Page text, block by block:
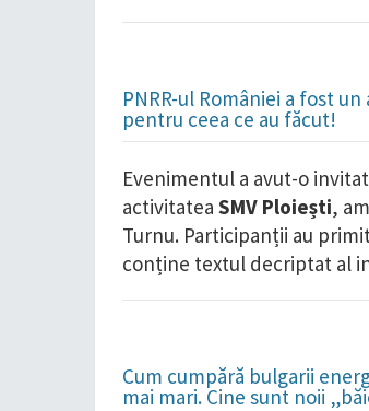
PNRR-ul României a fost
pentru ceea ce au făcut!
Evenimentul a avut-o
activitatea SMV Ploiești,
Turnu. Participanții au
conține textul decriptat al
Cum cumpără bulgarii
mai mari. Cine sunt noii